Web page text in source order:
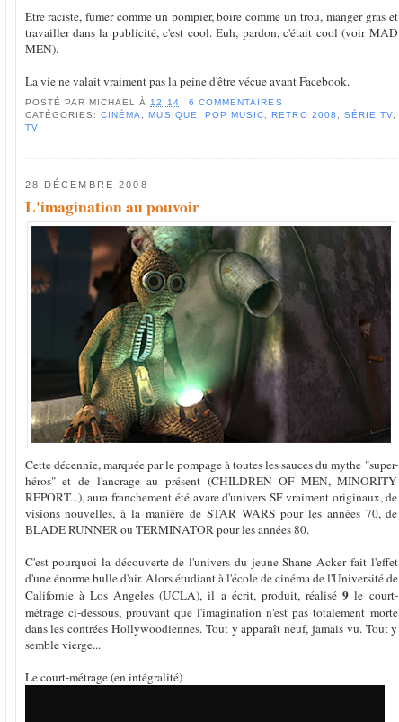
Etre raciste, fumer comme un pompier, boire comme un trou, manger gras et
travailler dans la publicité, c'est cool. Euh, pardon, c'était cool (voir MAD
MEN).
La vie ne valait vraiment pas la peine d'être vécue avant Facebook.
POSTÉ PAR MICHAEL À 12:14
6 COMMENTAIRES
CATÉGORIES:CINÉMA ,MUSIQUE POP MUSIC ,RETRO 2008 SÉRIE TV
TV
28 DÉCEMBRE 2008
L'imagination au pouvoir
Cette décennie, marquée par le pompage à toutes les sauces du mythe "super-
héros" et de l'ancrage au présent (CHILDREN OF MEN, MINORITY
REPORT...), aura franchement été avare d'univers SF vraiment originaux, de
visions nouvelles, à la manière de STAR WARS pour les années 70, de
BLADE RUNNER ou TERMINATOR pour les années 80.
C'est pourquoi la découverte de l'univers du jeune Shane Acker fait l'effet
d'une énorme bulle d'air. Alors étudiant à l'école de cinéma de l'Université de
Californie à Los Angeles (UCLA), il a écrit, produit, réalisé9 le court-
métrage ci-dessous, prouvant que l'imagination n'est pas totalement morte
dans les contrées Hollywoodiennes. Tout y apparaît neuf, jamais vu. Tout y
semble vierge...
Le court-métrage (en intégralité)